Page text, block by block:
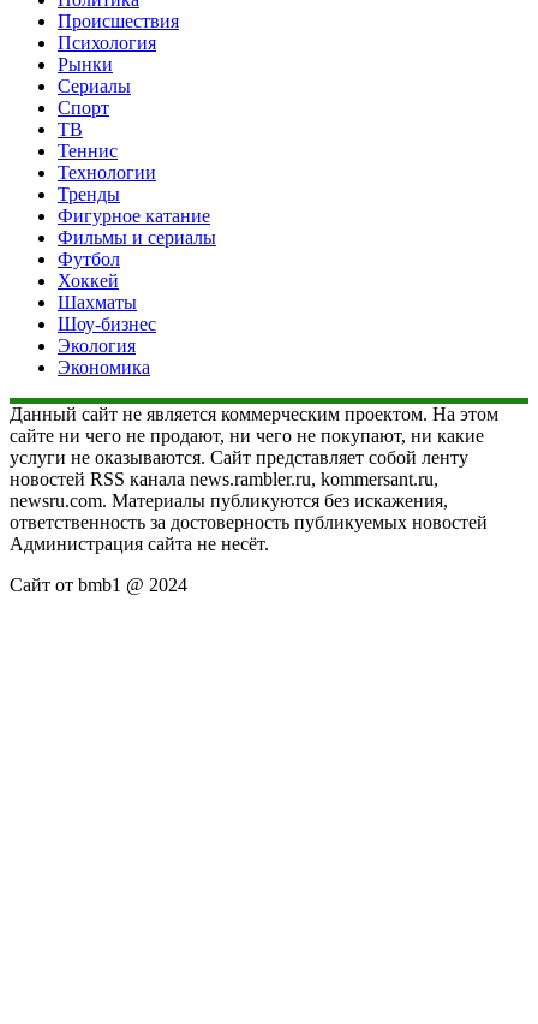
Происшествия
Психология
Рынки
Сериалы
Спорт
ТВ
Теннис
Технологии
Тренды
Фигурное катание
Фильмы и сериалы
Футбол
Хоккей
Шахматы
Шоу-бизнес
Экология
Экономика
Данный сайт не является коммерческим проектом. На этом
сайте ни чего не продают, ни чего не покупают, ни какие
услуги не оказываются. Сайт представляет собой ленту
новостей RSS канала news.rambler.ru, kommersant.ru,
newsru.com. Материалы публикуются без искажения,
ответственность за достоверность публикуемых новостей
Администрация сайта не несёт.
Сайт от bmb1 @ 2024